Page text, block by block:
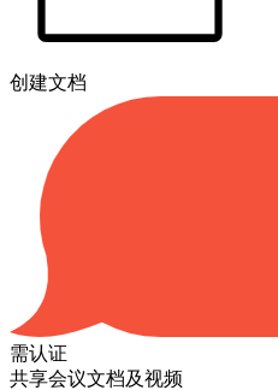
创建文档
需认证
共享会议文档及视频